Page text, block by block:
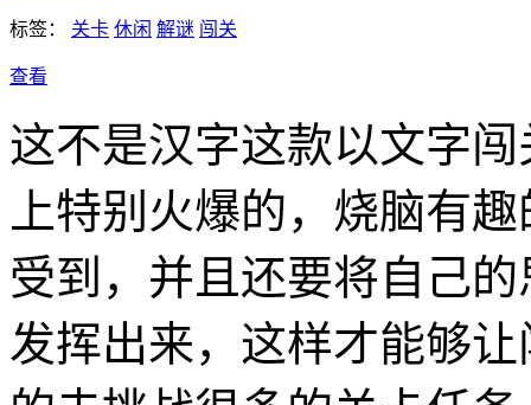
标签： 关卡 休闲 解谜 闯关
查看
这不是汉字这款以文字
上特别火爆的，烧脑有
受到，并且还要将自己
发挥出来，这样才能够